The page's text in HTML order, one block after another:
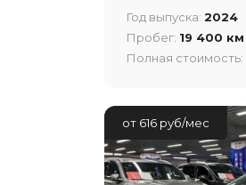
Год выпуска: 2024
Пробег: 19 400 км
Полная стоимость:
от 616 руб/мес